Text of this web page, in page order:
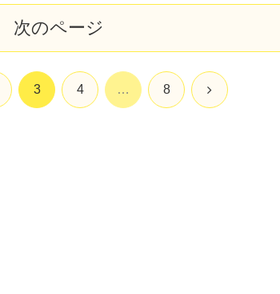
次のページ
3 4 … 8 次